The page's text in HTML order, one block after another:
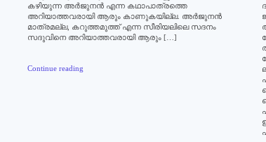
കഴിയുന്ന അര്‍ജുനന്‍ എന്ന കഥാപാത്രത്തെ
അറിയാത്തവരായി ആരും കാണുകയില്ല. അര്‍ജുനന്‍
മാത്രമല്ല, കറുത്തമുത്ത് എന്ന സീരിയലിലെ സദനം
സദുവിനെ അറിയാത്തവരായി ആരും […]
Continue reading